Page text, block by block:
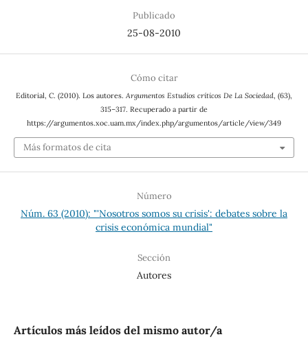
Publicado
25-08-2010
Cómo citar
Editorial, C. (2010). Los autores. Argumentos Estudios críticos De La Sociedad, (63),
315–317. Recuperado a partir de
https://argumentos.xoc.uam.mx/index.php/argumentos/article/view/349
Más formatos de cita
Número
Núm. 63 (2010): "'Nosotros somos su crisis': debates sobre la
crisis económica mundial"
Sección
Autores
Artículos más leídos del mismo autor/a